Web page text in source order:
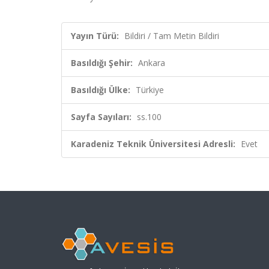
Yayın Türü: Bildiri / Tam Metin Bildiri
Basıldığı Şehir: Ankara
Basıldığı Ülke: Türkiye
Sayfa Sayıları: ss.100
Karadeniz Teknik Üniversitesi Adresli: Evet